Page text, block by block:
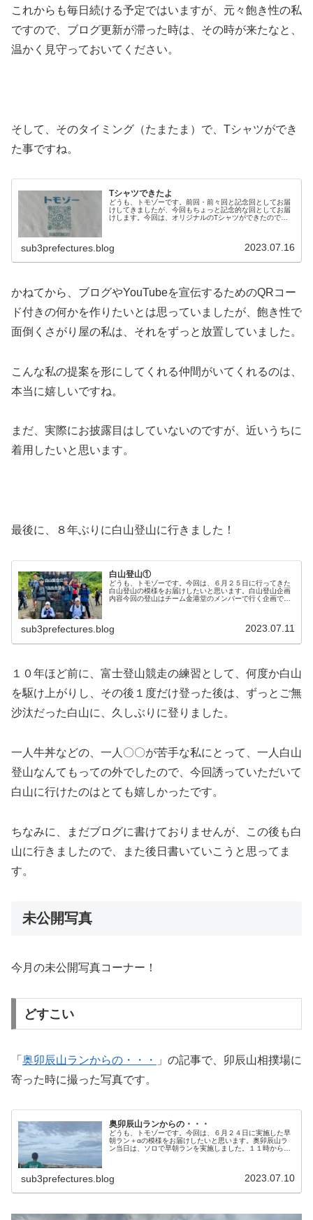
これからも毎日続ける予定ではいますが、元々飽き性の私
ですので、ブログ更新が滞った時は、その時が来たなと、
温かく見守っておいてください。
そして、そのタイミング（たまたま）で、Tシャツができ
た事ですね。
Tシャツできたよ
どうも、トモゾーです。前回・前々回と記念回としてお届
けしてきましたが、今回もちょっと記念的な回としてお届
けします。今回は、オリジナルのTシャツができたので、
sub3prefectures.blog 2023.07.16
かねてから、ブログやYouTubeを宣伝するためのQRコー
ド付きの何かを作りたいとは思っていましたが、飽き性で
面倒くさがり屋の私は、それをずっと放置していました。
こんな私の提案を形にしてくれる仲間がいてくれるのは、
本当に嬉しいですね。
まだ、実際にお披露目はしていないのですが、近いうちに
着用したいと思います。
最後に、８年ぶりに白山登山に行きました！
白山登山①
どうも、トモゾーです。今回は、６月２５日に行ってきた
白山登山の模様をお届けしたいと思います。白山登山企画
内容今回の登山はチーム金港堂のメンバーで行く企画で、
sub3prefectures.blog 2023.07.11
１０年ほど前に、富士登山競走の練習として、何度か白山
を駆け上がりし、その後１度だけ登った後は、ずっとご無
沙汰だった白山に、久しぶりに登りました。
一人牛丼などの、一人〇〇が苦手な私にとって、一人白山
登山なんてもっての外でしたので、今回誘っていただいて
白山に行けたのはとても嬉しかったです。
ちなみに、まだブログに書けておりませんが、この後も白
山に行きましたので、また後日書いていこうと思ってま
す。
未公開写真
今月の未公開写真コーナー！
どすこい
「 奥卯辰山ランからの・・・
」の記事で、卯辰山相撲場に
寄った時に撮った写真です。
奥卯辰山ランからの・・・
どうも、トモゾーです。今回は、６月２４日に実施した早
朝ラン＋αの模様をお届けしたいと思います。奥卯辰山ラ
ン当日は、ソロで早朝ランを実施しました。１１時から予
sub3prefectures.blog 2023.07.10